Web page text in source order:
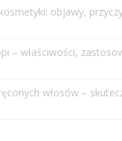
objawy,
– właściwości,
włosów –